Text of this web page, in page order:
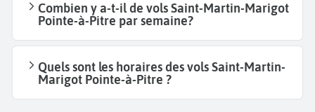
Combien y a-t-il de vols Saint-Martin-Marigot
Pointe-à-Pitre par semaine?
Quels sont les horaires des vols Saint-Martin-
Marigot Pointe-à-Pitre ?